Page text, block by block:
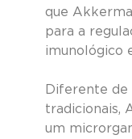
que
para a
imunológico
Diferente
tradicionais,
um